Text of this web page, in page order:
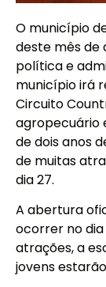
O município
deste mês de
política e
município irá
Circuito
agropecuário
de dois anos
de muitas
dia 27.
A abertura
ocorrer no
atrações, a
jovens